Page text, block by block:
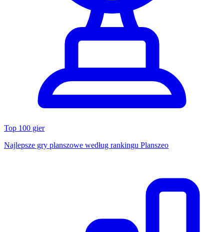
Top 100 gier
Najlepsze gry planszowe według rankingu Planszeo